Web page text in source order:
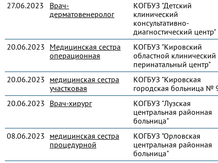
27.06.2023
Врач-
дерматовенеролог
КОГБУЗ "Детский
клинический
консультативно-
диагностический центр"
20.06.2023 Медицинская сестра
операционная
КОГБУЗ "Кировский
областной клинический
перинатальный центр"
20.06.2023 медицинская сестра
участковая
КОГБУЗ "Кировская
городская больница №
20.06.2023 Врач-хирург
КОГБУЗ "Лузская
центральная районная
больница"
08.06.2023 медицинская сестра
процедурной
КОГБУЗ "Орловская
центральная районная
больница"